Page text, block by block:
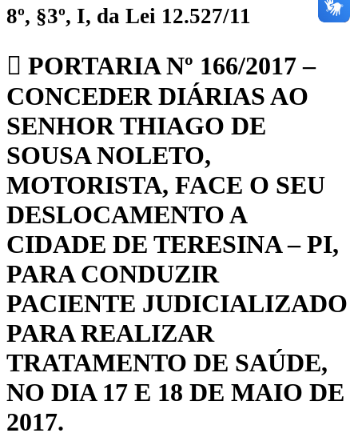
8º, §3º, I, da Lei 12.527/11
PORTARIA Nº 166/2017 –
CONCEDER DIÁRIAS AO
SENHOR THIAGO DE
SOUSA NOLETO,
MOTORISTA, FACE O SEU
DESLOCAMENTO A
CIDADE DE TERESINA – PI,
PARA CONDUZIR
PACIENTE JUDICIALIZADO
PARA REALIZAR
TRATAMENTO DE SAÚDE,
NO DIA 17 E 18 DE MAIO DE
2017.